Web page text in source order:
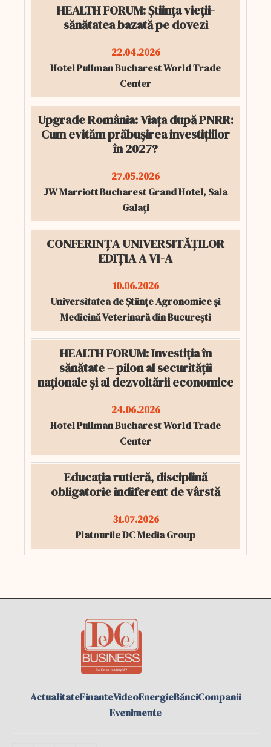
HEALTH FORUM: Știința vieții-
sănătatea bazată pe dovezi
22.04.2026
Hotel Pullman Bucharest World Trade
Center
Upgrade România: Viața după PNRR:
Cum evităm prăbușirea investițiilor
în 2027?
27.05.2026
JW Marriott Bucharest Grand Hotel, Sala
Galați
CONFERINȚA UNIVERSITĂȚILOR
EDIȚIA A VI-A
10.06.2026
Universitatea de Științe Agronomice și
Medicină Veterinară din București
HEALTH FORUM: Investiția în
sănătate – pilon al securității
naționale și al dezvoltării economice
24.06.2026
Hotel Pullman Bucharest World Trade
Center
Educația rutieră, disciplină
obligatorie indiferent de vârstă
31.07.2026
Platourile DC Media Group
ActualitateFinanteVideoEnergieBănciCompanii
Evenimente